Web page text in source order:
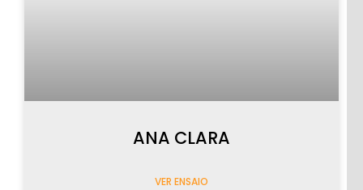
ANA CLARA
VER ENSAIO